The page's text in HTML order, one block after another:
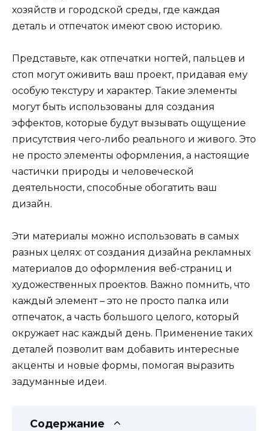
хозяйств и городской среды, где каждая
деталь и отпечаток имеют свою историю.
Представьте, как отпечатки ногтей, пальцев и
стоп могут оживить ваш проект, придавая ему
особую текстуру и характер. Такие элементы
могут быть использованы для создания
эффектов, которые будут вызывать ощущение
присутствия чего-либо реального и живого. Это
не просто элементы оформления, а настоящие
частички природы и человеческой
деятельности, способные обогатить ваш
дизайн.
Эти материалы можно использовать в самых
разных целях: от создания дизайна рекламных
материалов до оформления веб-страниц и
художественных проектов. Важно помнить, что
каждый элемент – это не просто палка или
отпечаток, а часть большого целого, который
окружает нас каждый день. Применение таких
деталей позволит вам добавить интересные
акценты и новые формы, помогая выразить
задуманные идеи.
Содержание